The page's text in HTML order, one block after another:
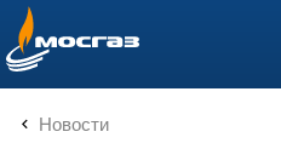
info@mos-gaz.ru
Новости